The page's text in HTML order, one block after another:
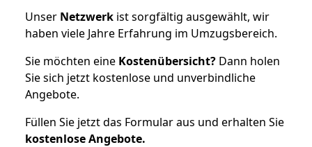
Unser Netzwerk ist sorgfältig ausgewählt, wir
haben viele Jahre Erfahrung im Umzugsbereich.
Sie möchten eine Kostenübersicht? Dann holen
Sie sich jetzt kostenlose und unverbindliche
Angebote.
Füllen Sie jetzt das Formular aus und erhalten Sie
kostenloseAngebote.